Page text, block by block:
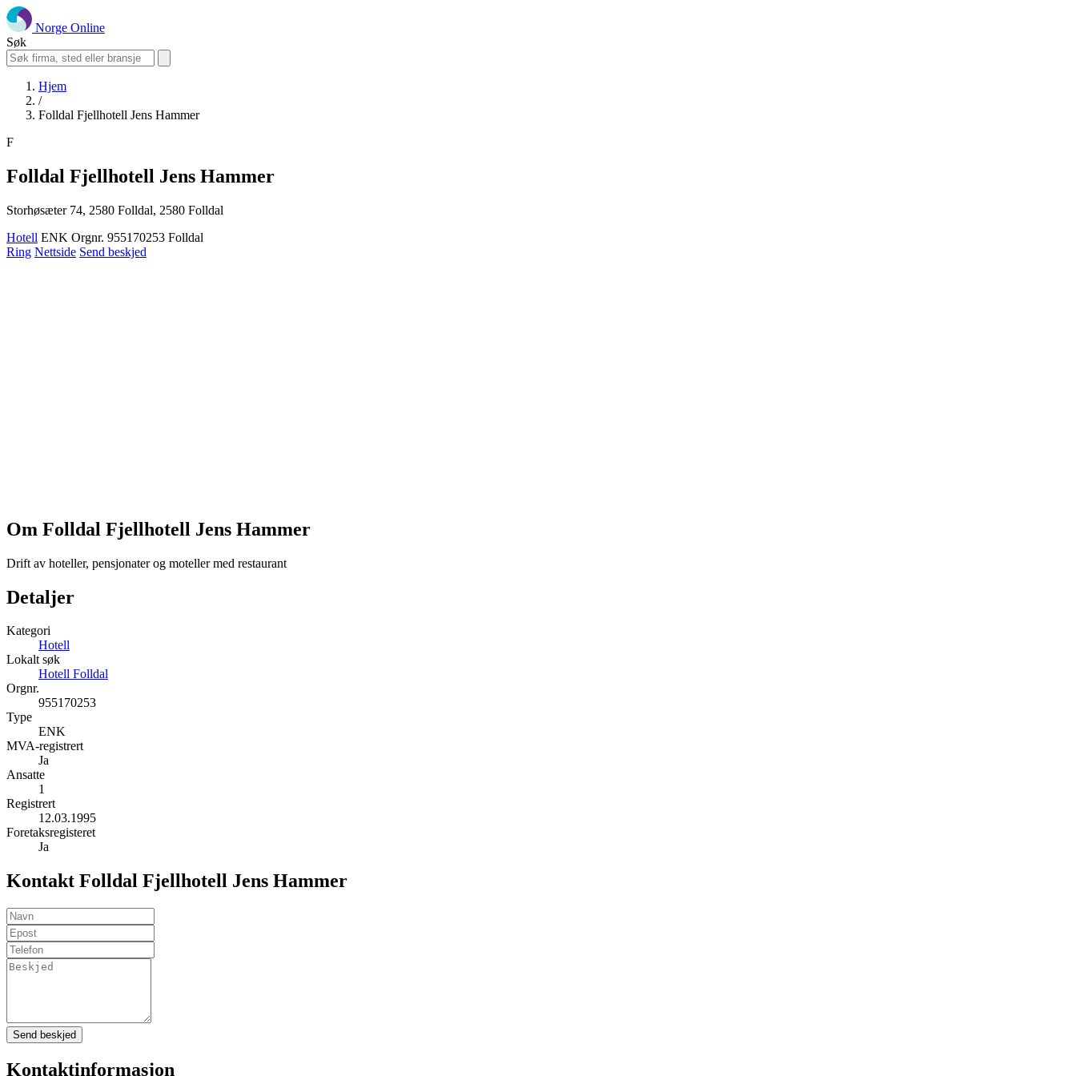
Norge Online
Søk
Hjem
/
Folldal Fjellhotell Jens Hammer
F
Folldal Fjellhotell Jens Hammer
Storhøsæter 74, 2580 Folldal, 2580 Folldal
Hotell ENK Orgnr. 955170253 Folldal
Ring Nettside Send beskjed
Om Folldal Fjellhotell Jens Hammer
Drift av hoteller, pensjonater og moteller med restaurant
Detaljer
Kategori
Hotell
Lokalt søk
Hotell Folldal
Orgnr.
955170253
Type
ENK
MVA-registrert
Ja
Ansatte
1
Registrert
12.03.1995
Foretaksregisteret
Ja
Kontakt Folldal Fjellhotell Jens Hammer
Send beskjed
Kontaktinformasjon